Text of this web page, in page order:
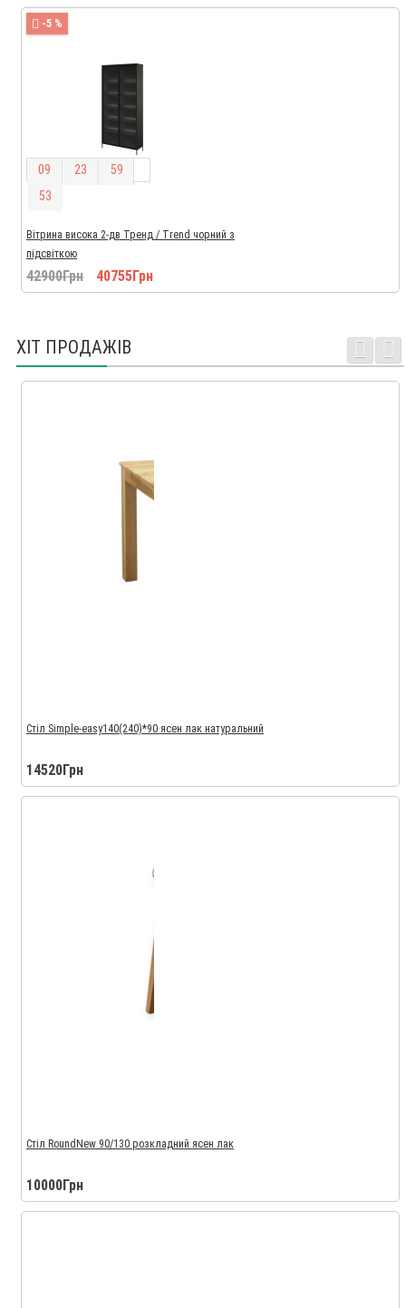
-5 %
09 23 59
52
Вітрина висока 2-дв Тренд / Trend чорний з
підсвіткою
42900Грн 40755Грн
ХІТ ПРОДАЖІВ
Стіл Simple-easy140(240)*90 ясен лак натуральний
14520Грн
Стіл RoundNew 90/130 розкладний ясен лак
10000Грн